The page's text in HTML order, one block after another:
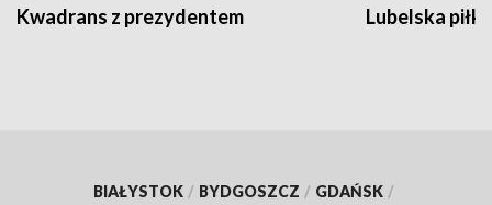
Kwadrans z prezydentem Lubelska piłka
BIAŁYSTOK / BYDGOSZCZ / GDAŃSK /